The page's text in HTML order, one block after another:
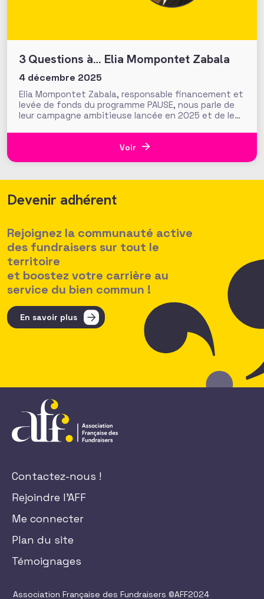
3 Questions à… Elia Mompontet Zabala
4 décembre 2025
Elia Mompontet Zabala, responsable financement et
levée de fonds du programme PAUSE, nous parle de
leur campagne ambitieuse lancée en 2025 et de leur
Giving Tuesday Prendre une pause dans ses
opérations habituelles pour célébrer Giving Tuesday
Voir
Devenir adhérent
Rejoignez la communauté active
des fundraisers sur tout le
territoire
et boostez votre carrière au
service du bien commun !
En savoir plus
Contactez-nous !
Rejoindre l'AFF
Me connecter
Plan du site
Témoignages
Association Française des Fundraisers ©AFF2024